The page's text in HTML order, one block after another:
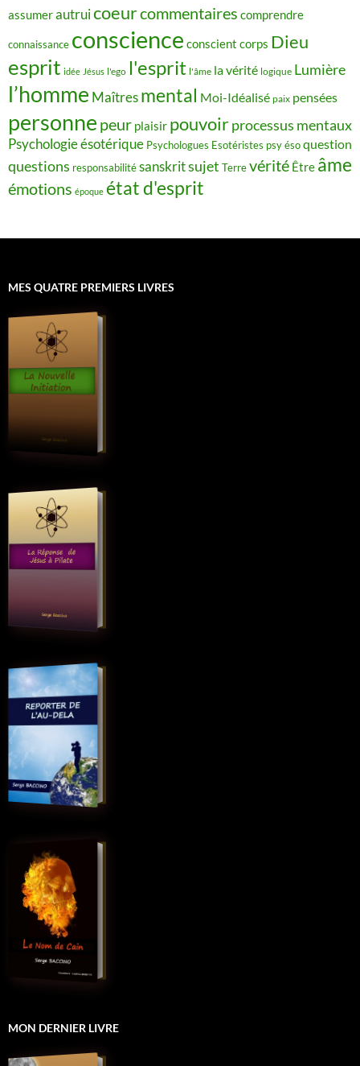
assumerautruicoeurcommentaires comprendre
connaissance conscience conscient corps Dieu
esprit idée Jésus l'ego l'esprit l'âme la vérité logique Lumière
l’homme Maîtres mental Moi-Idéalisé paix pensées
personne peur plaisir pouvoirprocessus mentaux
Psychologie ésotérique Psychologues Esotéristes psy ésoquestion
questions responsabilitésanskritsujet Terrevérité Être âme
émotions époque état d'esprit
MES QUATRE PREMIERS LIVRES
MON DERNIER LIVRE